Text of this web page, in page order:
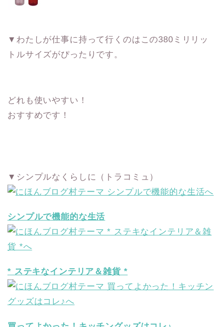
▼わたしが仕事に持って行くのはこの380ミリリッ
トルサイズがぴったりです。
どれも使いやすい！
おすすめです！
▼シンプルなくらしに（トラコミュ）
シンプルで機能的な生活
* ステキなインテリア＆雑貨 *